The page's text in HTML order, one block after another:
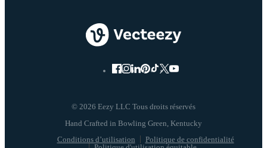
© 2026 Eezy LLC Tous droits réservés
Conditions d’utilisation
Politique de confidentialité